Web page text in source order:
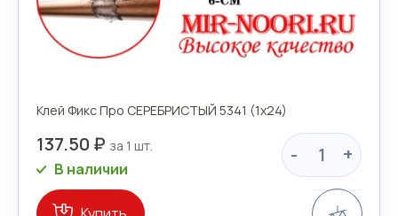
Клей Фикс Про СЕРЕБРИСТЫЙ 5341 (1х24)
137.50 ₽ - +
В наличии